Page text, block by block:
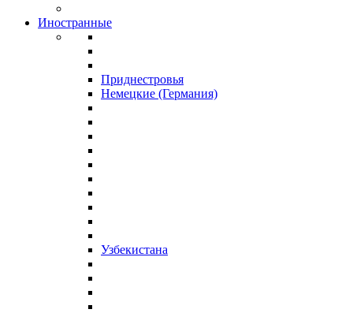
Иностранные
Приднестровья
Немецкие (Германия)
Узбекистана